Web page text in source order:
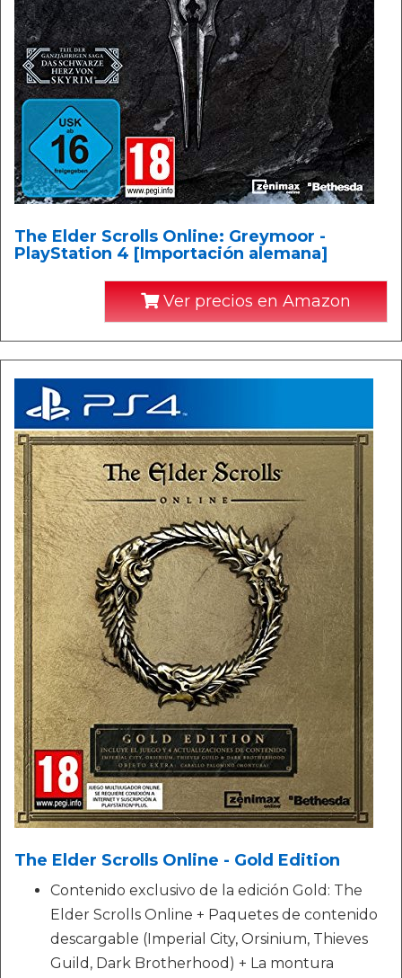
The Elder Scrolls Online: Greymoor -
PlayStation 4 [Importación alemana]
Ver precios en Amazon
The Elder Scrolls Online - Gold Edition
Contenido exclusivo de la edición Gold: The
Elder Scrolls Online + Paquetes de contenido
descargable (Imperial City, Orsinium, Thieves
Guild, Dark Brotherhood) + La montura